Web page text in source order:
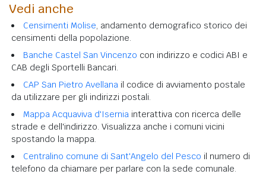
Vedi anche
Censimenti Molise, andamento demografico storico dei
censimenti della popolazione.
Banche Castel San Vincenzo con indirizzo e codici ABI e
CAB degli Sportelli Bancari.
CAP San Pietro Avellana il codice di avviamento postale
da utilizzare per gli indirizzi postali.
Mappa Acquaviva d'Isernia interattiva con ricerca delle
strade e dell'indirizzo. Visualizza anche i comuni vicini
spostando la mappa.
Centralino comune di Sant'Angelo del Pesco il numero di
telefono da chiamare per parlare con la sede comunale.